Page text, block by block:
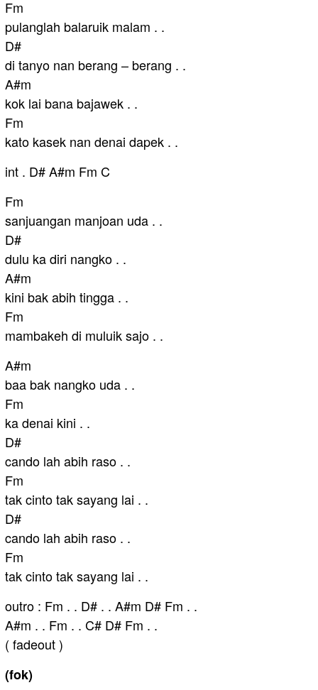
Fm
pulanglah balaruik malam . .
D#
di tanyo nan berang – berang . .
A#m
kok lai bana bajawek . .
Fm
kato kasek nan denai dapek . .
int . D# A#m Fm C
Fm
sanjuangan manjoan uda . .
D#
dulu ka diri nangko . .
A#m
kini bak abih tingga . .
Fm
mambakeh di muluik sajo . .
A#m
baa bak nangko uda . .
Fm
ka denai kini . .
D#
cando lah abih raso . .
Fm
tak cinto tak sayang lai . .
D#
cando lah abih raso . .
Fm
tak cinto tak sayang lai . .
outro : Fm . . D# . . A#m D# Fm . .
A#m . . Fm . . C# D# Fm . .
( fadeout )
(fok)